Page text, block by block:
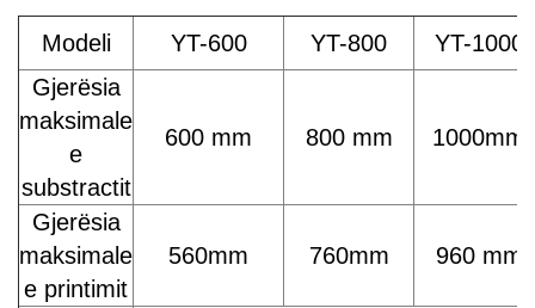
Modeli YT-600 YT-800
YT-1000
Gjerësia
maksimale
e
substractit
600 mm 800 mm 1000mm
Gjerësia
maksimale
e printimit
560mm 760mm 960 mm